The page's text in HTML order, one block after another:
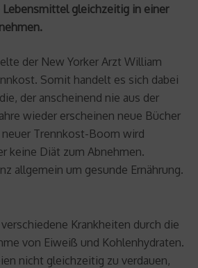
gleichzeitig in einer
der New Yorker Arzt William
Somit handelt es sich dabei
der anscheinend nie aus der
wieder erscheinen neue Bücher
Trennkost-Boom wird
keine Diät zum Abnehmen.
allgemein um gesunde Ernährung.
Krankheiten durch die
von Eiweiß und Kohlenhydraten.
nicht gleichzeitig zu verdauen,